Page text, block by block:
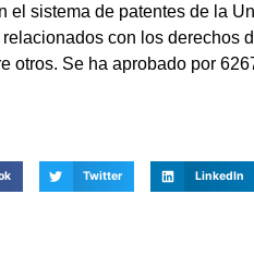
sistema de patentes de la
con los derechos
otros. Se ha aprobado por
Twitter LinkedIn